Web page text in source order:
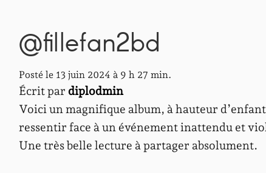
@fillefan2bd
Posté le 13 juin 2024 à 9 h 27 min.
Écrit par diplodmin
Voici un magnifique album, à hauteur
ressentir face à un événement inattendu et
Une très belle lecture à partager absolument.